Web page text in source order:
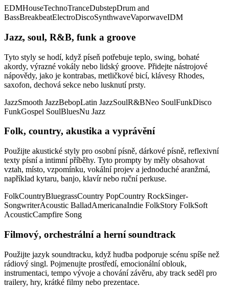
EDMHouseTechnoTranceDubstepDrum and
BassBreakbeatElectroDiscoSynthwaveVaporwaveIDM
Jazz, soul, R&B, funk a groove
Tyto styly se hodí, když píseň potřebuje teplo, swing, bohaté
akordy, výrazné vokály nebo lidský groove. Přidejte nástrojové
nápovědy, jako je kontrabas, metličkové bicí, klávesy Rhodes,
saxofon, dechová sekce nebo lusknutí prsty.
JazzSmooth JazzBebopLatin JazzSoulR&BNeo SoulFunkDisco
FunkGospel SoulBluesNu Jazz
Folk, country, akustika a vyprávění
Použijte akustické styly pro osobní písně, dárkové písně, reflexivní
texty písní a intimní příběhy. Tyto prompty by měly obsahovat
vztah, místo, vzpomínku, vokální projev a jednoduché aranžmá,
například kytaru, banjo, klavír nebo ruční perkuse.
FolkCountryBluegrassCountry PopCountry RockSinger-
SongwriterAcoustic BalladAmericanaIndie FolkStory FolkSoft
AcousticCampfire Song
Filmový, orchestrální a herní soundtrack
Použijte jazyk soundtracku, když hudba podporuje scénu spíše než
rádiový singl. Pojmenujte prostředí, emocionální oblouk,
instrumentaci, tempo vývoje a chování závěru, aby track seděl pro
trailery, hry, krátké filmy nebo prezentace.